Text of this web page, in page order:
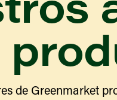
de Greenmarket